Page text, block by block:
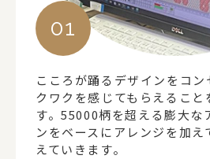
こころが踊るデザインをコン
クワクを感じてもらえること
す。55000柄を超える膨大な
ンをベースにアレンジを加え
えていきます。